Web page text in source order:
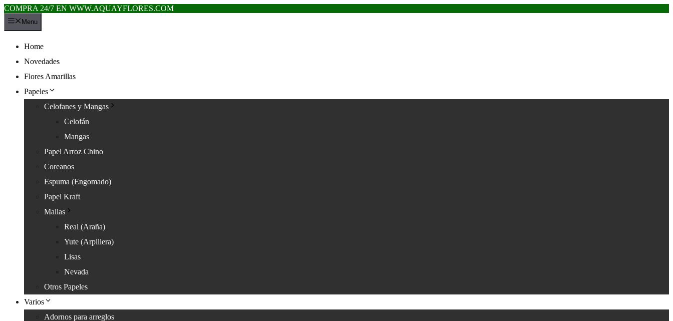
COMPRA 24/7 EN WWW.AQUAYFLORES.COM
Saltar
al
Menu
Home
Novedades
Flores Amarillas
Papeles
Celofanes y Mangas
Celofán
Mangas
Papel Arroz Chino
Coreanos
Espuma (Engomado)
Papel Kraft
Mallas
Real (Araña)
Yute (Arpillera)
Lisas
Nevada
Otros Papeles
Varios
Adornos para arreglos